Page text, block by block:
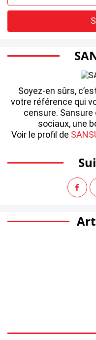
Soyez-en sûrs,
votre référence qui
censure.
sociaux, une
Voir le profil de